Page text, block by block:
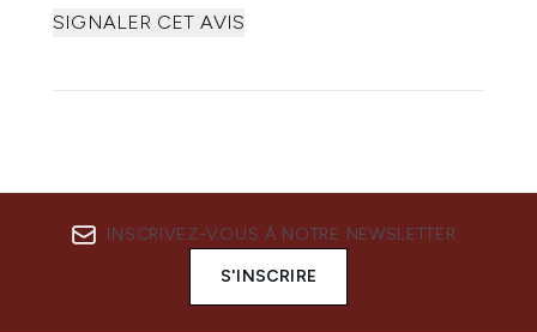
SIGNALER CET AVIS
INSCRIVEZ-VOUS À NOTRE NEWSLETTER
S'INSCRIRE